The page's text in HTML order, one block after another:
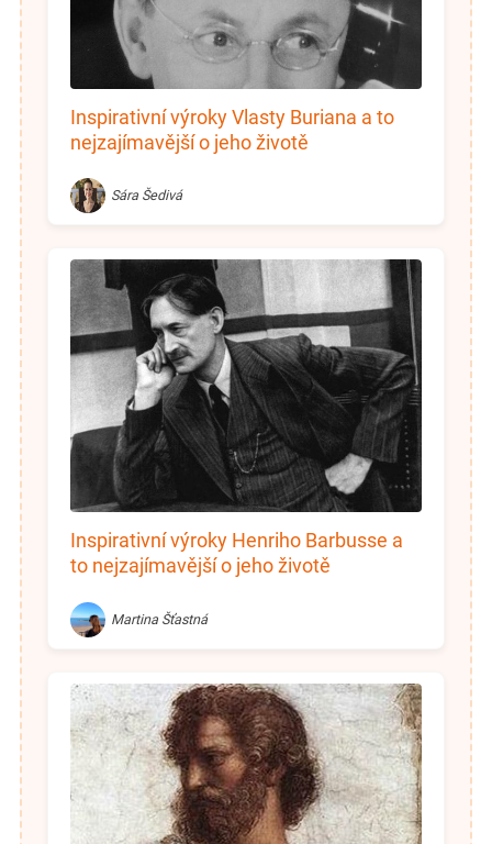
Inspirativní výroky Vlasty Buriana a to
nejzajímavější o jeho životě
Sára Šedivá
Inspirativní výroky Henriho Barbusse a
to nejzajímavější o jeho životě
Martina Šťastná